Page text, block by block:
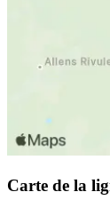
Carte de la